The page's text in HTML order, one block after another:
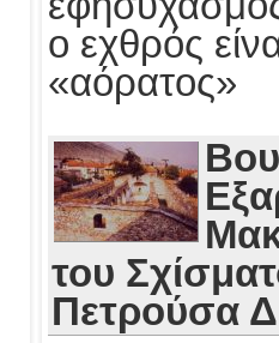
ο εχθρός
«αόρατος»
του
Πετρούσα